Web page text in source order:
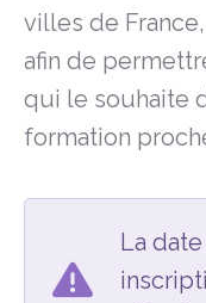
villes de
afin de
qui le souhaite
formation
La